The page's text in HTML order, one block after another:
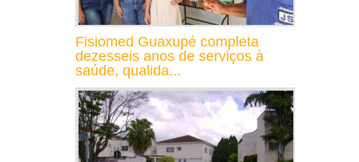
Fisiomed Guaxupé completa
dezesseis anos de serviços à
saúde, qualida...